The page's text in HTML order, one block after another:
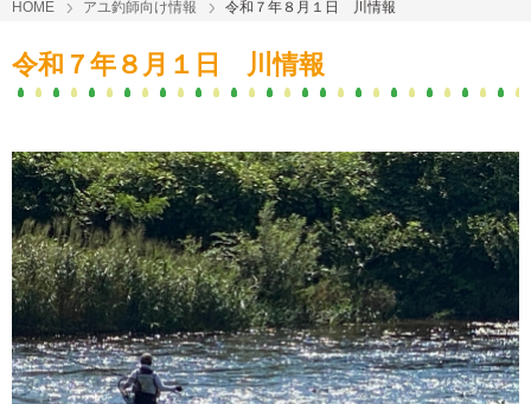
HOME アユ釣師向け情報 令和７年８月１日 川情報
令和７年８月１日 川情報